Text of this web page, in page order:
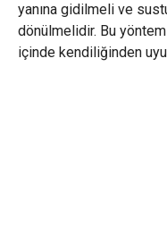
yanına gidilmeli ve
dönülmelidir. Bu
içinde kendiliğinden